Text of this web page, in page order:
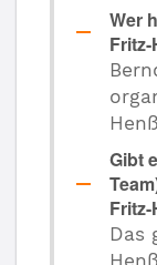
Wer
Gibt
Das